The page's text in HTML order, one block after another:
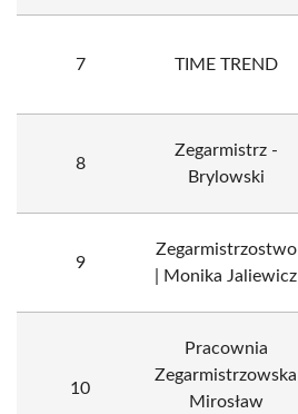
7 TIME TREND
8
Zegarmistrz -
Brylowski
9
Zegarmistrzostwo
| Monika Jaliewicz
10
Pracownia
Zegarmistrzowska
Mirosław